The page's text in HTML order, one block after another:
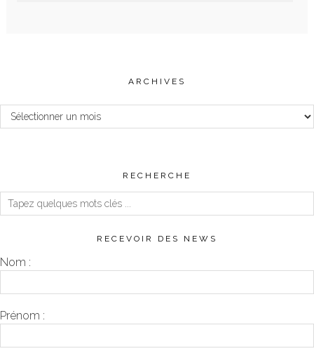
ARCHIVES
Archives
RECHERCHE
RECEVOIR DES NEWS
Nom :
Prénom :